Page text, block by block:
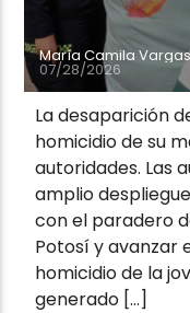
María Camila
07/28/2026
La desaparición
homicidio de su
autoridades. Las
amplio
con el paradero
Potosí y avanzar
homicidio de la
generado […]